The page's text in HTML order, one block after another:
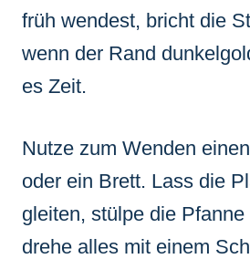
früh wendest, bricht die
wenn der Rand
es Zeit.
Nutze zum Wenden
oder ein Brett. Lass die
gleiten, stülpe die Pfanne
drehe alles mit einem